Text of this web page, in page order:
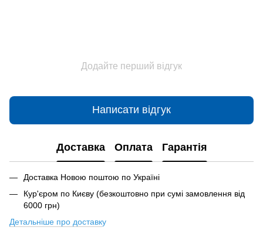
Додайте перший відгук
Написати відгук
Доставка Оплата Гарантія
Доставка Новою поштою по Україні
Кур'єром по Києву (безкоштовно при сумі замовлення від
6000 грн)
Детальніше про доставку